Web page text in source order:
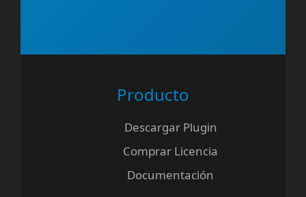
Producto
Descargar Plugin
Comprar Licencia
Documentación